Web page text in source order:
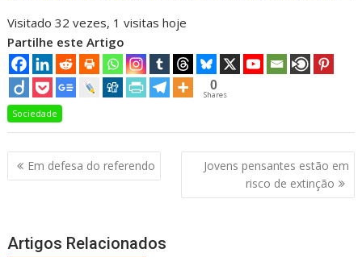
Visitado 32 vezes, 1 visitas hoje
Partilhe este Artigo
0
Shares
Sociedade
Navegação
de
Em defesa do referendo
Jovens pensantes estão em
risco de extinção
Artigos Relacionados